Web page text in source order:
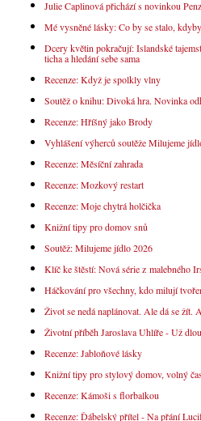
Julie Caplinová přichází s novinkou
Mé vysněné lásky: Co by se stalo,
Dcery květin pokračují: Islandské
ticha a hledání sebe sama
Recenze: Když je spolkly vlny
Soutěž o knihu: Divoká hra. Novinka
Recenze: Hříšný jako Brody
Vyhlášení výherců soutěže Milujeme
Recenze: Měsíční zahrada
Recenze: Mozkový restart
Recenze: Moje chytrá holčička
Knižní tipy pro domov snů
Soutěž: Milujeme jídlo 2026
Klíč ke štěstí: Nová série z malebného
Háčkování pro všechny, kdo milují
Život se nedá naplánovat. Ale dá se žít.
Životní příběh Jaroslava Uhlíře - Už
Recenze: Jabloňové lásky
Knižní tipy pro stylový domov, volný
Recenze: Kámoši s florbalkou
Recenze: Ďábelský přítel - Na přání